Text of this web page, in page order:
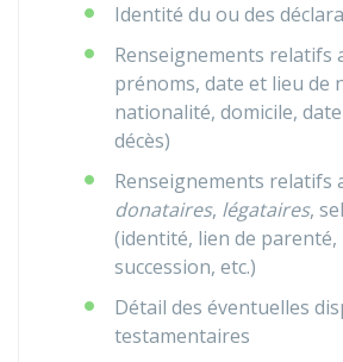
Identité du ou des
Renseignements relatifs
prénoms, date et lieu de
nationalité, domicile,
décès)
Renseignements relatifs
donataires, légataires,
(identité, lien de parenté,
succession, etc.)
Détail des éventuelles
testamentaires